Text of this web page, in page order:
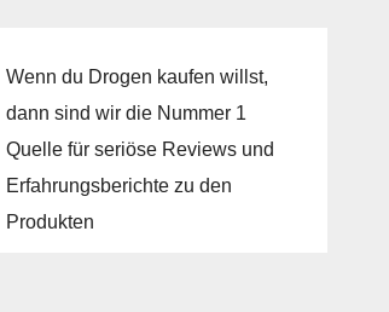
Wenn du Drogen kaufen willst,
dann sind wir die Nummer 1
Quelle für seriöse Reviews und
Erfahrungsberichte zu den
Produkten